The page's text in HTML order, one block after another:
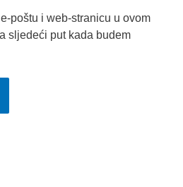
poštu i web-stranicu u ovom
sljedeći put kada budem